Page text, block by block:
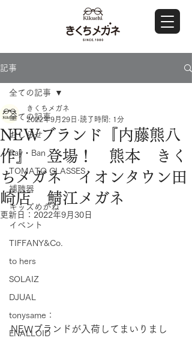
記事
全ての記事
おしらせ
Ray・Ban
TOMATO GLASSES
補聴器
キッズめがね
イベント
TIFFANY&Co.
to hers
SOLAIZ
DJUAL
tonysame：
ENALLOID
全ての記事
NEWブランド『内藤熊八
作』 登場！ 熊本 きく
ちメガネ イオンタウン田
崎店 鯖江メガネ
きくちメガネ
2022年9月29日 読了時間: 1分
更新日： 2022年9月30日
NEWブランドが入荷してまいりまし